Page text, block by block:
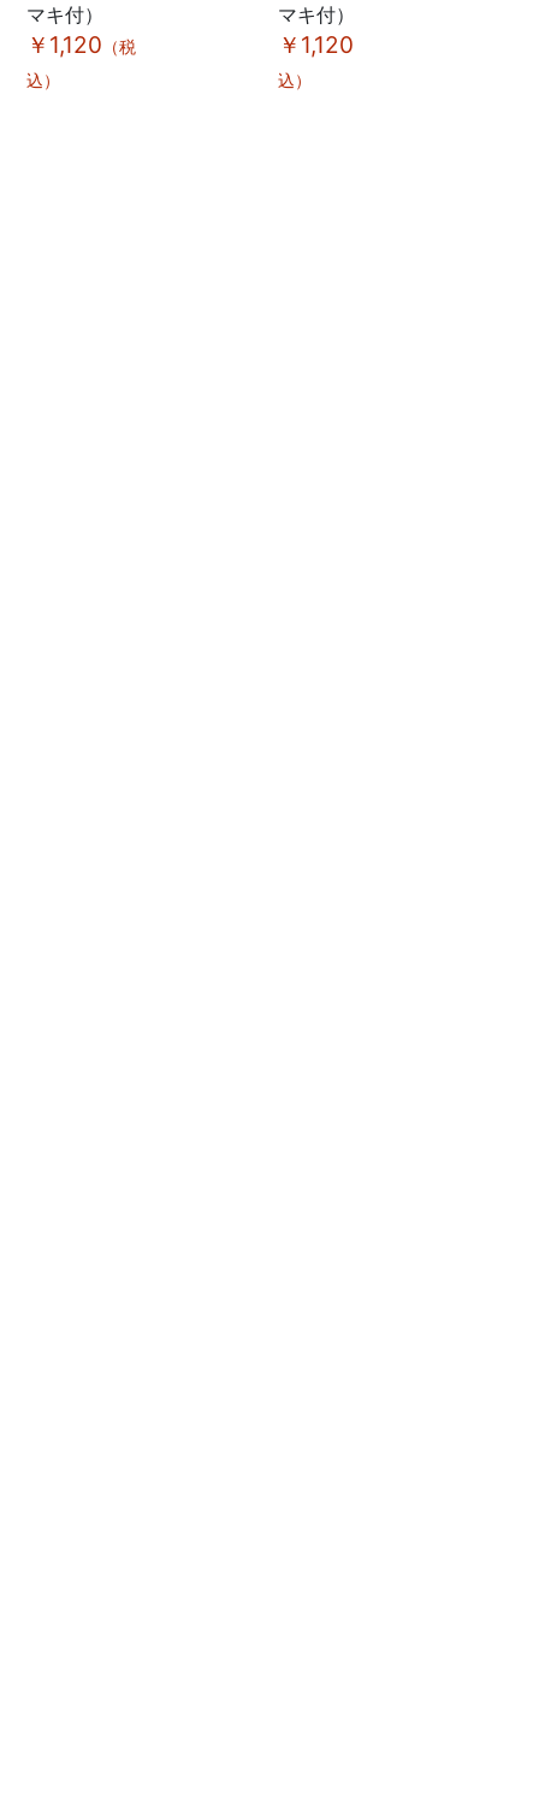
マキ付）
￥1,120 （税
込）
マキ付）
￥1,120
込）